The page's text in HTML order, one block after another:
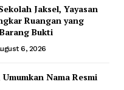
Jaksel, Yayasan
Ruangan yang
Bukti
6, 2026
Nama Resmi